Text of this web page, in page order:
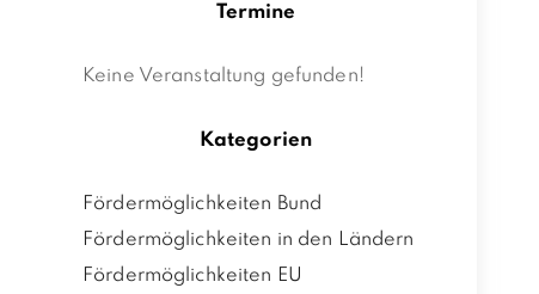
Termine
Keine Veranstaltung gefunden!
Kategorien
Fördermöglichkeiten Bund
Fördermöglichkeiten in den Ländern
Fördermöglichkeiten EU